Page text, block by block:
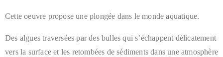
Cette oeuvre propose une plongée dans le monde aquatique.
Des algues traversées par des bulles qui s’échappent délicatement
vers la surface et les retombées de sédiments dans une atmosphère